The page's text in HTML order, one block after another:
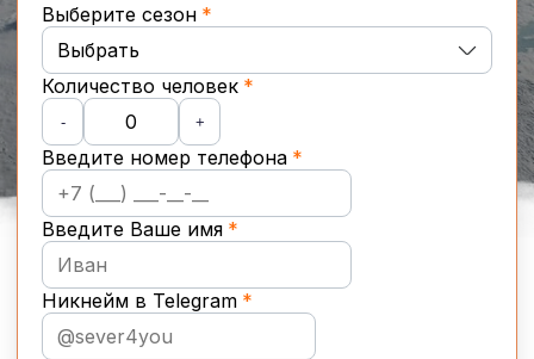
Выберите сезон
Выбрать
Осень
Зима
Весна
Лето
Новогодние туры
Количество человек
- +
Введите номер телефона
Введите Ваше имя
Никнейм в Telegram